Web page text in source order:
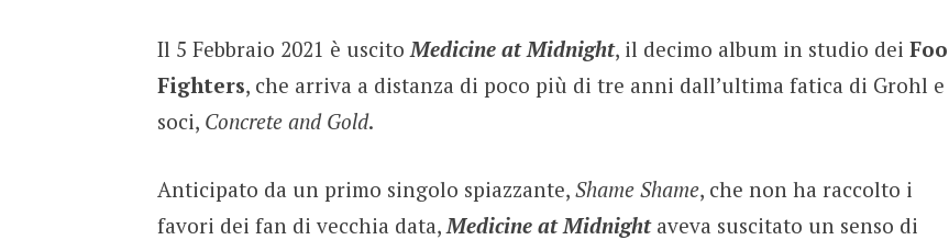
Il 5 Febbraio 2021 è uscitoMedicine at Midnight, il decimo album in studio dei Foo
Fighters, che arriva a distanza di poco più di tre anni dall’ultima fatica di Grohl e
soci, Concrete and Gold.
Anticipato da un primo singolo spiazzante, Shame Shame, che non ha raccolto i
favori dei fan di vecchia data, Medicine at Midnightaveva suscitato un senso di